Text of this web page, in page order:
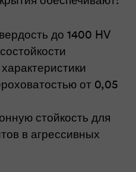
до 1400 HV
от 0,05
стойкость для
в агрессивных